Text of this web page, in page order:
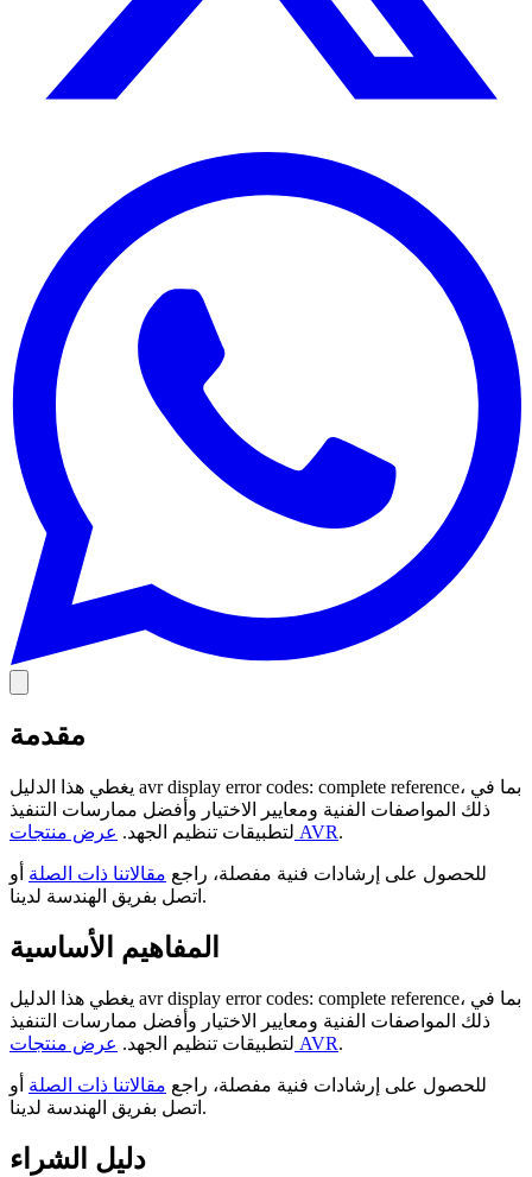
مقدمة
يغطي هذا الدليل avr display error codes: complete reference، بما في
ذلك المواصفات الفنية ومعايير الاختيار وأفضل ممارسات التنفيذ
لتطبيقات تنظيم الجهد. عرض منتجات AVR.
للحصول على إرشادات فنية مفصلة، راجع مقالاتنا ذات الصلة أو
اتصل بفريق الهندسة لدينا.
المفاهيم الأساسية
يغطي هذا الدليل avr display error codes: complete reference، بما في
ذلك المواصفات الفنية ومعايير الاختيار وأفضل ممارسات التنفيذ
لتطبيقات تنظيم الجهد. عرض منتجات AVR.
للحصول على إرشادات فنية مفصلة، راجع مقالاتنا ذات الصلة أو
اتصل بفريق الهندسة لدينا.
دليل الشراء